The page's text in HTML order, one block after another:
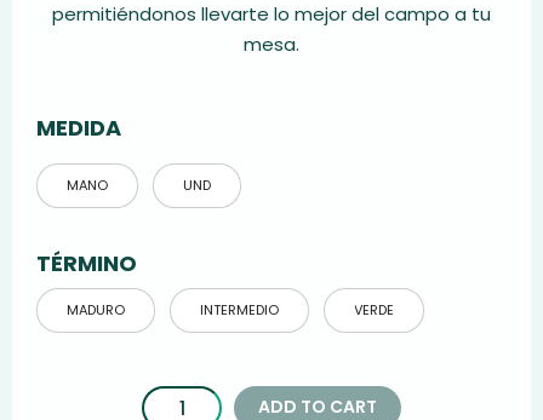
permitiéndonos llevarte lo mejor del campo a tu
mesa.
MEDIDA
MANO UND
TÉRMINO
MADURO INTERMEDIO VERDE
ADD TO CART